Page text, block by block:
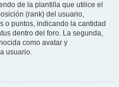
de la plantilla que utilice el
(rank) del usuario,
o puntos, indicando la cantidad
dentro del foro. La segunda,
como avatar y
usuario.